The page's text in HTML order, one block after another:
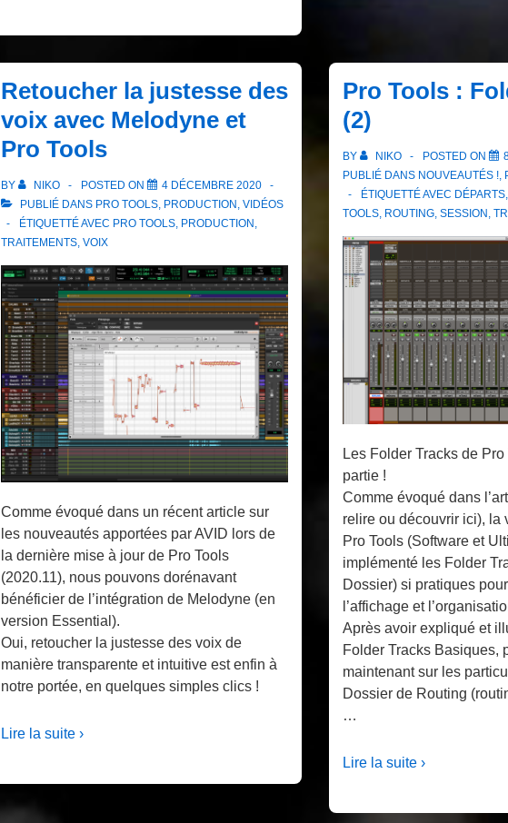
Retoucher la justesse des
voix avec Melodyne et
Pro Tools
BY NIKO POSTED ON
4 DÉCEMBRE 2020
PUBLIÉ DANS PRO TOOLS, PRODUCTION VIDÉOS
ÉTIQUETTÉ AVEC PRO TOOLS, PRODUCTION
TRAITEMENTS, VOIX
Comme évoqué dans un récent article sur
les nouveautés apportées par AVID lors de
la dernière mise à jour de Pro Tools
(2020.11), nous pouvons dorénavant
bénéficier de l’intégration de Melodyne (en
version Essential).
Oui, retoucher la justesse des voix de
manière transparente et intuitive est enfin à
notre portée, en quelques simples clics !
Lire la suite ›
Pro Tools :
(2)
BY NIKO POSTED ON
PUBLIÉ DANS NOUVEAUTÉS !,
ÉTIQUETTÉ AVEC DÉPARTS,
TOOLS, ROUTING, SESSION
Les Folder Tracks de
partie !
Comme évoqué dans
relire ou découvrir ici), la
Pro Tools (Software et
implémenté les Folder
Dossier) si pratiques
l’affichage et
Après avoir expliqué et
Folder Tracks Basiques,
maintenant sur les
Dossier de Routing
…
Lire la suite ›